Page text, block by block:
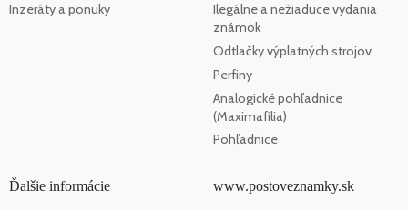
Inzeráty a ponuky
Ilegálne a nežiaduce vydania
známok
Odtlačky výplatných strojov
Perfiny
Analogické pohľadnice
(Maximafília)
Pohľadnice
Ďalšie informácie www.postoveznamky.sk